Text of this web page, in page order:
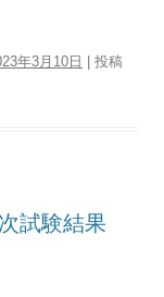
年3月10日
投稿
試験結果